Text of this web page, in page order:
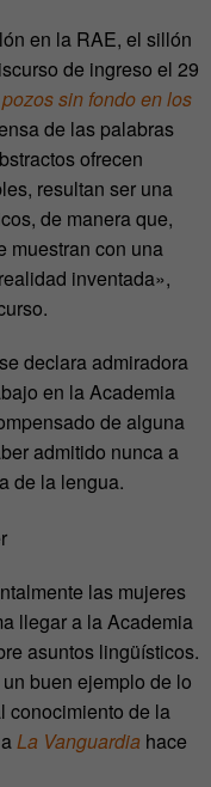
en la RAE, el sillón
de ingreso el 29
sin fondo en los
de las palabras
ofrecen
resultan ser una
de manera que,
muestran con una
inventada»,
declara admiradora
en la Academia
de alguna
admitido nunca a
de la lengua.
las mujeres
llegar a la Academia
asuntos lingüísticos.
buen ejemplo de lo
conocimiento de la
La Vanguardia hace